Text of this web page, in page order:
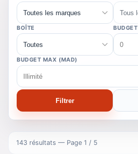
BOÎTE
BUDGET MAX (MAD)
Filtrer
143 résultats — Page 1 / 5